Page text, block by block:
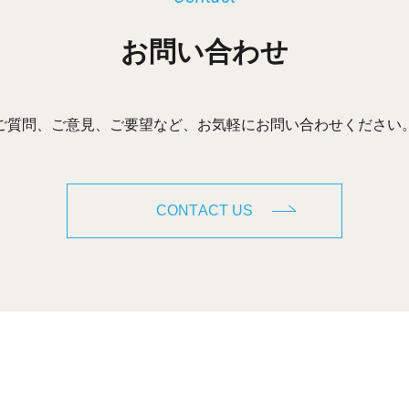
お問い合わせ
質問、ご意見、ご要望など、お気軽にお問い合わせください
CONTACT US